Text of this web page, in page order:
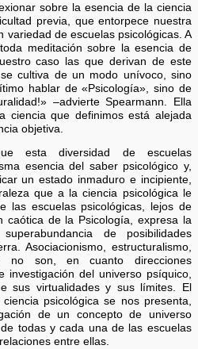
sobre la esencia de la ciencia
previa, que entorpece nuestra
variedad de escuelas psicológicas. A
meditación sobre la esencia de
caso las que derivan de este
cultiva de un modo unívoco, sino
hablar de «Psicología», sino de
–advierte Spearmann. Ella
ciencia que definimos está alejada
objetiva.
esta diversidad de escuelas
esencia del saber psicológico y,
un estado inmaduro e incipiente,
que a la ciencia psicológica le
las escuelas psicológicas, lejos de
caótica de la Psicología, expresa la
de posibilidades
Asociacionismo, estructuralismo,
no son, en cuanto direcciones
investigación del universo psíquico,
sus virtualidades y sus límites. El
psicológica se nos presenta,
de un concepto de universo
todas y cada una de las escuelas
entre ellas.